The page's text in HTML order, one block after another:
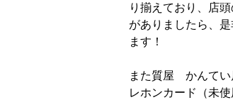
り揃えており、店
がありましたら、
ます！
また質屋 かんてい
レホンカード（未